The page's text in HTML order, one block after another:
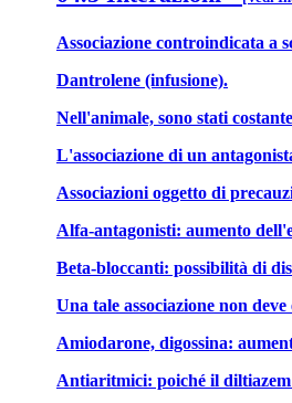
Associazione controindicata a
Dantrolene (infusione).
Nell'animale, sono stati
L'associazione di un
Associazioni oggetto di
Alfa-antagonisti: aumento
Beta-bloccanti: possibilità di
Una tale associazione non
Amiodarone, digossina:
Antiaritmici: poiché il